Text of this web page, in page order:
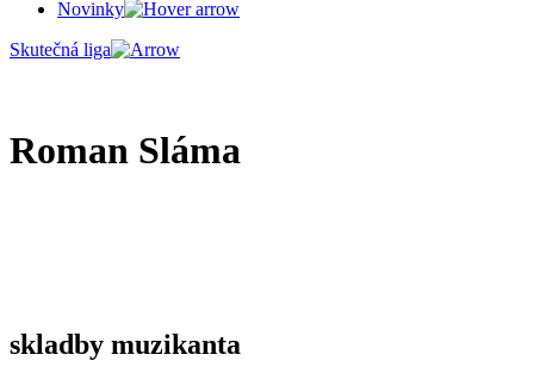
Novinky
Skutečná liga
Roman Sláma
skladby muzikanta